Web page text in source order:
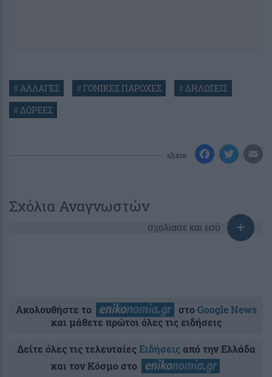
# ΑΛΛΑΓΕΣ #ΓΟΝΙΚΕΣ ΠΑΡΟΧΕΣ # ΔΗΛΩΣΕΙΣ
# ΔΩΡΕΕΣ
share
Σχόλια Αναγνωστών
σχολίασε και εσύ
Ακολουθήστε το στοGoogle News
και μάθετε πρώτοι όλες τις ειδήσεις
Δείτε όλες τις τελευταίεςΕιδήσειςαπό την Ελλάδα
και τον Κόσμο στο